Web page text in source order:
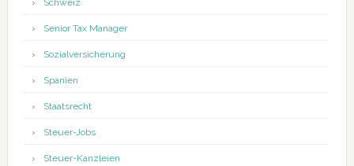
Schweiz
Senior Tax Manager
Sozialversicherung
Spanien
Staatsrecht
Steuer-Jobs
Steuer-Kanzleien